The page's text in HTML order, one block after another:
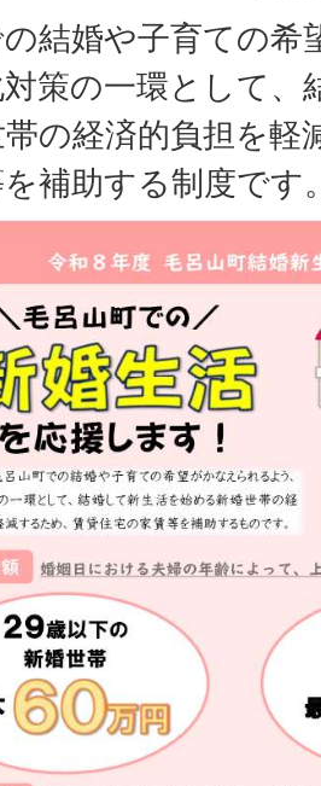
結婚や子育ての希
策の一環として、
の経済的負担を軽
補助する制度です